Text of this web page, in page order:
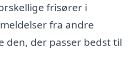
frisører i
fra andre
den, der passer bedst til